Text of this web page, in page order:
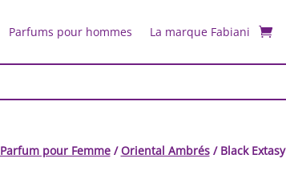
Parfums pour hommes La marque Fabiani
Parfum pour Femme/Oriental Ambrés/ Black Extasy